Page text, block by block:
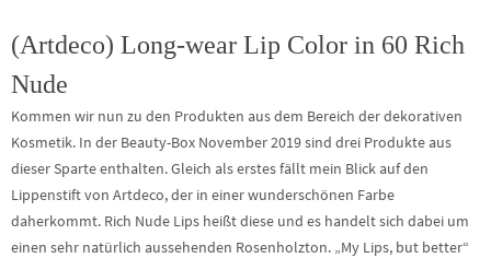
(Artdeco) Long-wear Lip Color in 60 Rich
Nude
Kommen wir nun zu den Produkten aus dem Bereich der dekorativen
Kosmetik. In der Beauty-Box November 2019 sind drei Produkte aus
dieser Sparte enthalten. Gleich als erstes fällt mein Blick auf den
Lippenstift von Artdeco, der in einer wunderschönen Farbe
daherkommt. Rich Nude Lips heißt diese und es handelt sich dabei um
einen sehr natürlich aussehenden Rosenholzton. „My Lips, but better“